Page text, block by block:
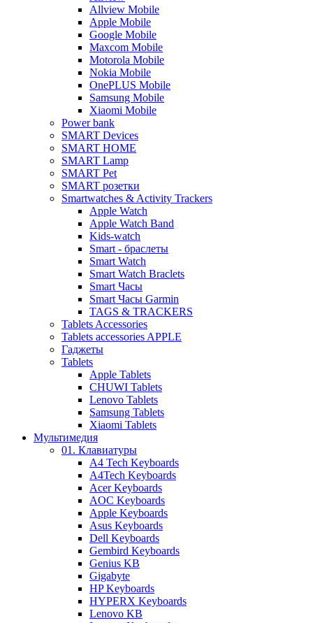
Allview Mobile
Apple Mobile
Google Mobile
Maxcom Mobile
Motorola Mobile
Nokia Mobile
OnePLUS Mobile
Samsung Mobile
Xiaomi Mobile
Power bank
SMART Devices
SMART HOME
SMART Lamp
SMART Pet
SMART розетки
Smartwatches & Activity Trackers
Apple Watch
Apple Watch Band
Kids-watch
Smart - браслеты
Smart Watch
Smart Watch Braclets
Smart Часы
Smart Часы Garmin
TAGS & TRACKERS
Tablets Accessories
Tablets accessories APPLE
Гаджеты
Tablets
Apple Tablets
CHUWI Tablets
Lenovo Tablets
Samsung Tablets
Xiaomi Tablets
Мультимедия
01. Клавиатуры
A4 Tech Keyboards
A4Tech Keyboards
Acer Keyboards
AOC Keyboards
Apple Keyboards
Asus Keyboards
Dell Keyboards
Gembird Keyboards
Genius KB
Gigabyte
HP Keyboards
HYPERX Keyboards
Lenovo KB